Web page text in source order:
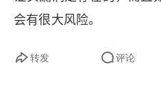
1.7.3 添加普通用户
会有很大风险。
转发 评论